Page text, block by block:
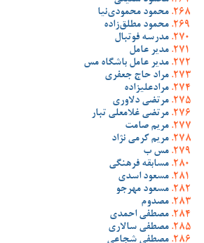
محمود محمودی‌نیا
محمود مطلق‌زاده
مدرسه فوتبال
مدیر عامل
مدیر عامل باشگاه مس
مراد حاج جعفری
مرادعلیزاده
مرتضی دلاوری
مرتضی غلامعلی تبار
مریم صامت
مریم کرمی نژاد
مس ب
مسابقه فرهنگی
مسعود اسدی
مسعود مهرجو
مصدوم
مصطفی احمدی
مصطفی سالاری
مصطفی شجاعی